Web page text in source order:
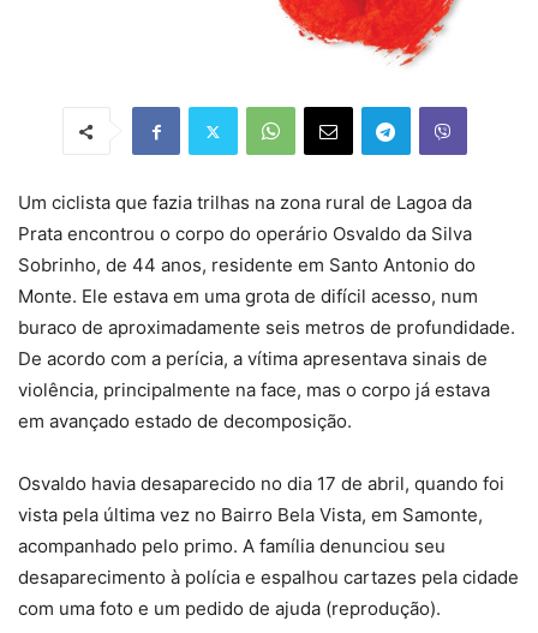
Um ciclista que fazia trilhas na zona rural de Lagoa da
Prata encontrou o corpo do operário Osvaldo da Silva
Sobrinho, de 44 anos, residente em Santo Antonio do
Monte. Ele estava em uma grota de difícil acesso, num
buraco de aproximadamente seis metros de profundidade.
De acordo com a perícia, a vítima apresentava sinais de
violência, principalmente na face, mas o corpo já estava
em avançado estado de decomposição.
Osvaldo havia desaparecido no dia 17 de abril, quando foi
vista pela última vez no Bairro Bela Vista, em Samonte,
acompanhado pelo primo. A família denunciou seu
desaparecimento à polícia e espalhou cartazes pela cidade
com uma foto e um pedido de ajuda (reprodução).